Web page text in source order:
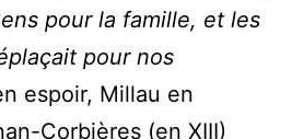
pour la famille, et les
pour nos
espoir, Millau en
Corbières (en XIII)